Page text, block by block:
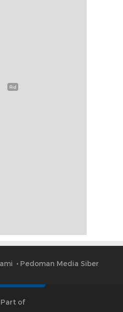
Pedoman Media Siber
Part of